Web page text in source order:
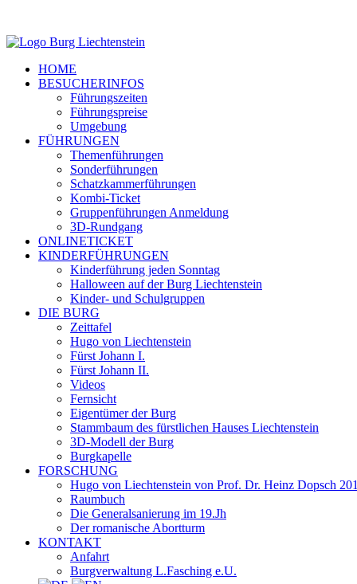
HOME
BESUCHERINFOS
Führungszeiten
Führungspreise
Umgebung
FÜHRUNGEN
Themenführungen
Sonderführungen
Schatzkammerführungen
Kombi-Ticket
Gruppenführungen Anmeldung
3D-Rundgang
ONLINETICKET
KINDERFÜHRUNGEN
Kinderführung jeden Sonntag
Halloween auf der Burg Liechtenstein
Kinder- und Schulgruppen
DIE BURG
Zeittafel
Hugo von Liechtenstein
Fürst Johann I.
Fürst Johann II.
Videos
Fernsicht
Eigentümer der Burg
Stammbaum des fürstlichen Hauses Liechtenstein
3D-Modell der Burg
Burgkapelle
FORSCHUNG
Hugo von Liechtenstein von Prof. Dr. Heinz Dopsch
Raumbuch
Die Generalsanierung im 19.Jh
Der romanische Abortturm
KONTAKT
Anfahrt
Burgverwaltung L.Fasching e.U.